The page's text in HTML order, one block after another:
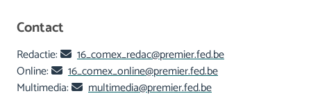
Contact
Redactie:
16_comex_redac@premier.fed.be
Online:
16_comex_online@premier.fed.be
Multimedia:
multimedia@premier.fed.be